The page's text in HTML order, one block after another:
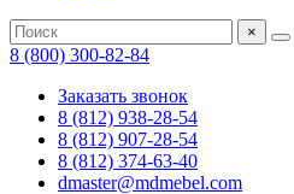
×
8 (800) 300-82-84
Заказать звонок
8 (812) 938-28-54
8 (812) 907-28-54
8 (812) 374-63-40
dmaster@mdmebel.com